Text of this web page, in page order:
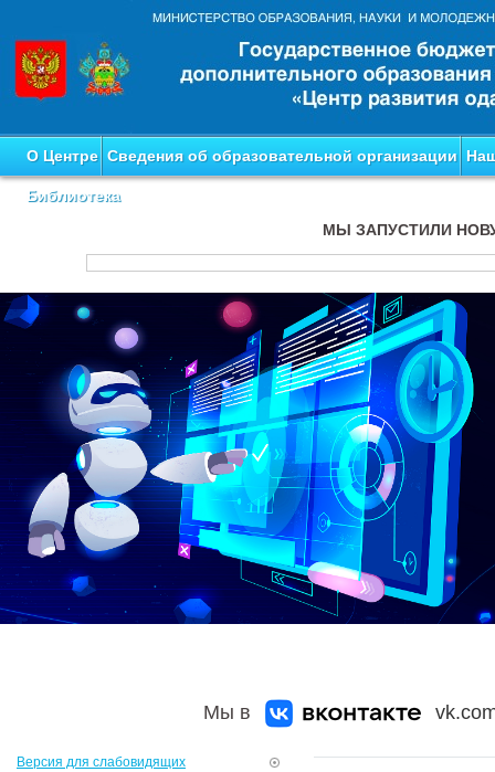
О Центре Сведения об образовательной организации
Библиотека
МЫ ЗАПУСТИЛИ
Мы в
Версия для слабовидящих